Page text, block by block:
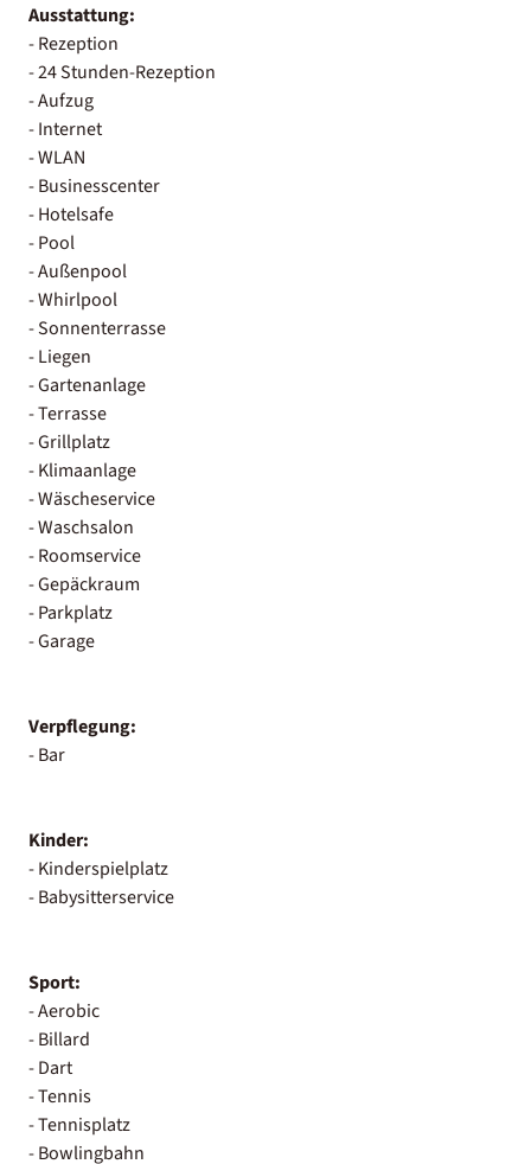
Ausstattung:
- Rezeption
- 24 Stunden-Rezeption
- Aufzug
- Internet
- WLAN
- Businesscenter
- Hotelsafe
- Pool
- Außenpool
- Whirlpool
- Sonnenterrasse
- Liegen
- Gartenanlage
- Terrasse
- Grillplatz
- Klimaanlage
- Wäscheservice
- Waschsalon
- Roomservice
- Gepäckraum
- Parkplatz
- Garage
Verpflegung:
- Bar
Kinder:
- Kinderspielplatz
- Babysitterservice
Sport:
- Aerobic
- Billard
- Dart
- Tennis
- Tennisplatz
- Bowlingbahn